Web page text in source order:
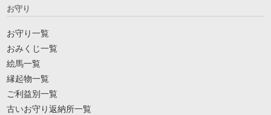
お守り
お守り一覧
おみくじ一覧
絵馬一覧
縁起物一覧
ご利益別一覧
古いお守り返納所一覧